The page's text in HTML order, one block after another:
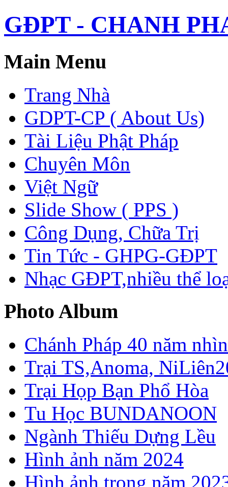
GĐPT - CHANH
Main Menu
Trang Nhà
GDPT-CP ( About Us)
Tài Liệu Phật Pháp
Chuyên Môn
Việt Ngữ
Slide Show ( PPS )
Công Dụng, Chữa Trị
Tin Tức - GHPG-GĐPT
Nhạc GĐPT,nhiều thể
Photo Album
Chánh Pháp 40 năm
Trại TS,Anoma,
Trại Họp Bạn Phổ Hòa
Tu Học BUNDANOON
Ngành Thiếu Dựng Lều
Hình ảnh năm 2024
Hình ảnh trong năm